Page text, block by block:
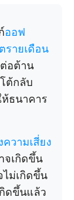
ออฟ
รายเดือน
อต้าน
ต้กลับ
ธนาคาร
วามเสี่ยง
เกิดขึ้น
ม่เกิดขึ้น
ดขึ้นแล้ว